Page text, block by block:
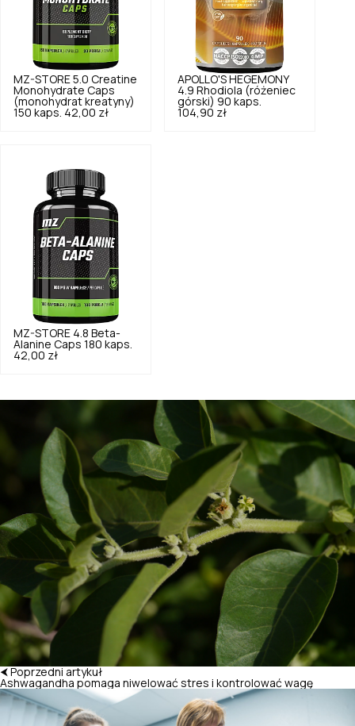
MZ-STORE 5.0 Creatine
Monohydrate Caps
(monohydrat kreatyny)
150 kaps. 42,00 zł
APOLLO'S HEGEMONY
4.9 Rhodiola (różeniec
górski) 90 kaps.
104,90 zł
MZ-STORE 4.8 Beta-
Alanine Caps 180 kaps.
42,00 zł
⮜ Poprzedni artykuł
Ashwagandha pomaga niwelować stres i kontrolować wagę